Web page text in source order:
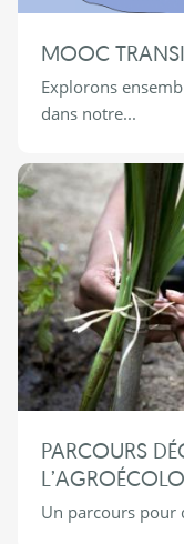
MOOC
Explorons
dans notre...
PARCOURS
Un parcours pour